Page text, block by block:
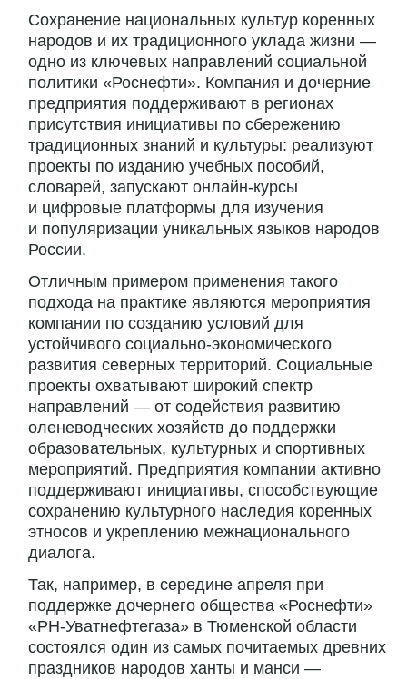
Сохранение национальных культур коренных
народов и их традиционного уклада жизни —
одно из ключевых направлений социальной
политики «Роснефти». Компания и дочерние
предприятия поддерживают в регионах
присутствия инициативы по сбережению
традиционных знаний и культуры: реализуют
проекты по изданию учебных пособий,
словарей, запускают онлайн-курсы
и цифровые платформы для изучения
и популяризации уникальных языков народов
России.
Отличным примером применения такого
подхода на практике являются мероприятия
компании по созданию условий для
устойчивого социально-экономического
развития северных территорий. Социальные
проекты охватывают широкий спектр
направлений — от содействия развитию
оленеводческих хозяйств до поддержки
образовательных, культурных и спортивных
мероприятий. Предприятия компании активно
поддерживают инициативы, способствующие
сохранению культурного наследия коренных
этносов и укреплению межнационального
диалога.
Так, например, в середине апреля при
поддержке дочернего общества «Роснефти»
«РН-Уватнефтегаза» в Тюменской области
состоялся один из самых почитаемых древних
праздников народов ханты и манси —